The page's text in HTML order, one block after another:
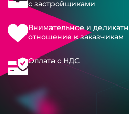
с застройщиками
Внимательное и
отношение к заказчикам
Оплата с НДС